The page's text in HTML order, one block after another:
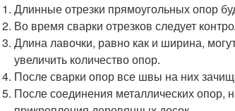
Длинные отрезки прямоугольных опор
Во время сварки отрезков следует
Длина лавочки, равно как и ширина,
увеличить количество опор.
После сварки опор все швы на них
После соединения металлических опор,